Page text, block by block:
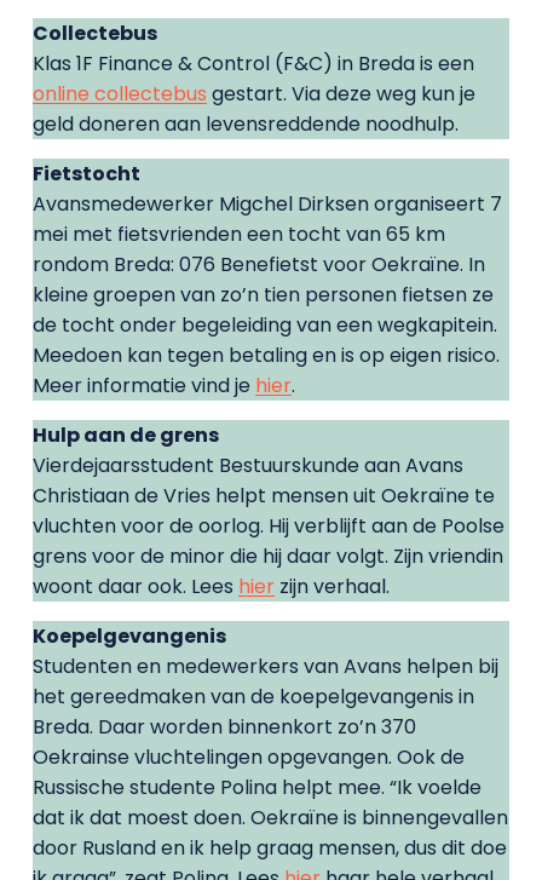
Collectebus
Klas 1F Finance & Control (F&C) in Breda is een
online collectebus gestart. Via deze weg kun je
geld doneren aan levensreddende noodhulp.
Fietstocht
Avansmedewerker Migchel Dirksen organiseert 7
mei met fietsvrienden een tocht van 65 km
rondom Breda: 076 Benefietst voor Oekraïne. In
kleine groepen van zo’n tien personen fietsen ze
de tocht onder begeleiding van een wegkapitein.
Meedoen kan tegen betaling en is op eigen risico.
Meer informatie vind je hier.
Hulp aan de grens
Vierdejaarsstudent Bestuurskunde aan Avans
Christiaan de Vries helpt mensen uit Oekraïne te
vluchten voor de oorlog. Hij verblijft aan de Poolse
grens voor de minor die hij daar volgt. Zijn vriendin
woont daar ook. Lees hierzijn verhaal.
Koepelgevangenis
Studenten en medewerkers van Avans helpen bij
het gereedmaken van de koepelgevangenis in
Breda. Daar worden binnenkort zo’n 370
Oekrainse vluchtelingen opgevangen. Ook de
Russische studente Polina helpt mee. “Ik voelde
dat ik dat moest doen. Oekraïne is binnengevallen
door Rusland en ik help graag mensen, dus dit doe